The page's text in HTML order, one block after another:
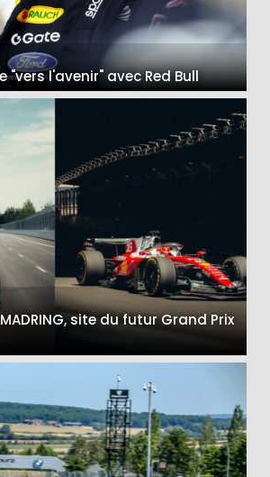
l'avenir" avec Red Bull
site du futur Grand Prix